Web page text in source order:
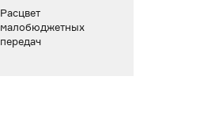
Расцвет
малобюджетных
передач